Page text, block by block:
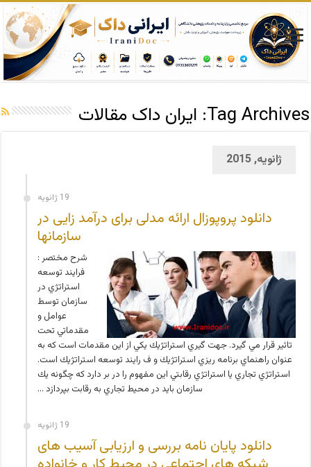
Tag Archives: ایران داک مقالات
ژانویه, 2015
19 ژانویه
دانلود پروپوزال ارائه مدلی برای درآمد زایی در
سازمانها
شرح مختصر :
فرايند توسعه
استراتژي در
سازمان توسط
عوامل و
مقدماتي تحت
تاثير قرار مي گيرد. جهت گيري استراتژيك يكي از اين مقدمات است كه به
عنوان راهنماي برنامه ريزي استراتژيك و ف رايند توسعه استراتژيك است.
استراتژي تجاري يا استراتژي رقابتي اين مفهوم را در بر دارد كه چگونه يك
سازمان بايد در محيط تجاري به رقابت بپردازد …
19 ژانویه
دانلود پایان نامه بررسی و ارزیابی آسیب های